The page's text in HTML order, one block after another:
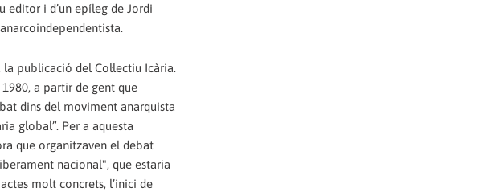
editor i d’un epíleg de Jordi
publicació del Col·lectiu Icària.
a partir de gent que
dins del moviment anarquista
global”. Per a aquesta
que organitzaven el debat
nacional", que estaria
molt concrets, l’inici de